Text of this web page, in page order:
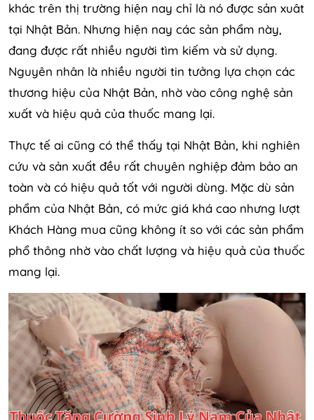
khác trên thị trường hiện nay chỉ là nó được sản xuât
tại Nhật Bản. Nhưng hiện nay các sản phẩm này,
đang được rất nhiều người tìm kiếm và sử dụng.
Nguyên nhân là nhiều người tin tưởng lựa chọn các
thương hiệu của Nhật Bản, nhờ vào công nghệ sản
xuất và hiệu quả của thuốc mang lại.
Thực tế ai cũng có thể thấy tại Nhật Bản, khi nghiên
cứu và sản xuất đều rất chuyên nghiệp đảm bảo an
toàn và có hiệu quả tốt với người dùng. Mặc dù sản
phẩm của Nhật Bản, có mức giá khá cao nhưng lượt
Khách Hàng mua cũng không ít so với các sản phẩm
phổ thông nhờ vào chất lượng và hiệu quả của thuốc
mang lại.